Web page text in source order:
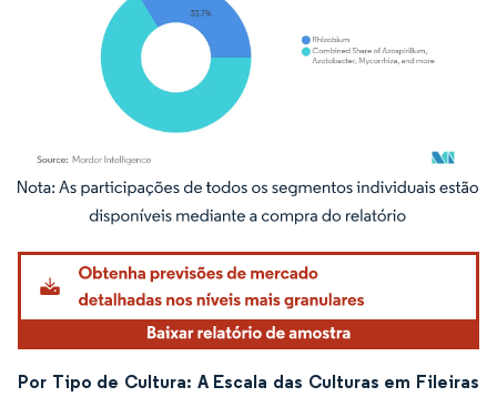
Imagem © Mordor Intelligence. O reuso requer atribuição conforme CC BY 4.0.
Por Tipo de Cultura: A Escala das Culturas em Fileiras